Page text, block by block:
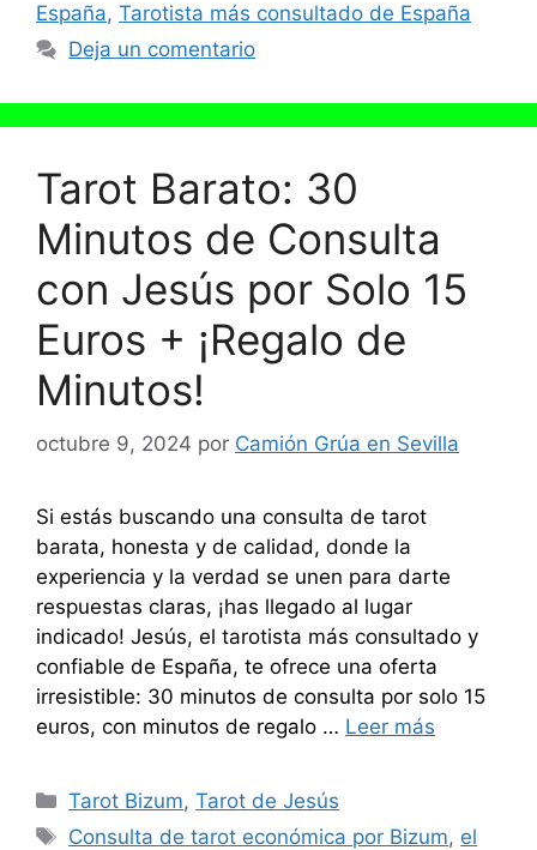
España, Tarotista más consultado de España
Deja un comentario
Tarot Barato: 30
Minutos de Consulta
con Jesús por Solo 15
Euros + ¡Regalo de
Minutos!
octubre 9, 2024 por Camión Grúa en Sevilla
Si estás buscando una consulta de tarot
barata, honesta y de calidad, donde la
experiencia y la verdad se unen para darte
respuestas claras, ¡has llegado al lugar
indicado! Jesús, el tarotista más consultado y
confiable de España, te ofrece una oferta
irresistible: 30 minutos de consulta por solo 15
euros, con minutos de regalo … Leer más
Categorías
Tarot Bizum,Tarot de Jesús
Etiquetas
Consulta de tarot económica por Bizum, el